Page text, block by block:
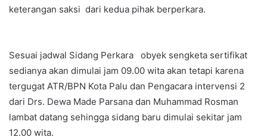
keterangan saksi dari kedua pihak berperkara.
Sesuai jadwal Sidang Perkara obyek sengketa sertifikat
sedianya akan dimulai jam 09.00 wita akan tetapi karena
tergugat ATR/BPN Kota Palu dan Pengacara intervensi 2
dari Drs. Dewa Made Parsana dan Muhammad Rosman
lambat datang sehingga sidang baru dimulai sekitar jam
12.00 wita.